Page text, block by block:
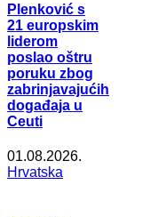
Plenković s
21 europskim
liderom
poslao oštru
poruku zbog
zabrinjavajućih
događaja u
Ceuti
01.08.2026.
Hrvatska